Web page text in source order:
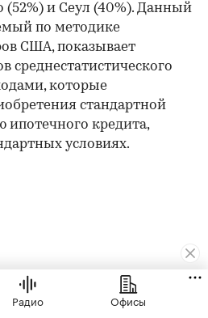
и Сеул (40%). Данный
по методике
США, показывает
среднестатистического
которые
стандартной
кредита,
условиях.
Радио Офисы